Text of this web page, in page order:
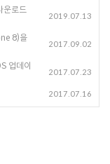
운로드
2019.07.13
8)을
2017.09.02
업데이
2017.07.23
2017.07.16